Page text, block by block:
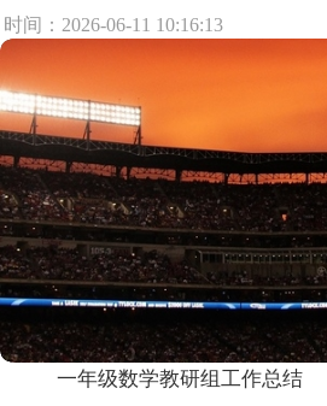
时间：2026-06-11 10:16:13
一年级数学教研组工作总结